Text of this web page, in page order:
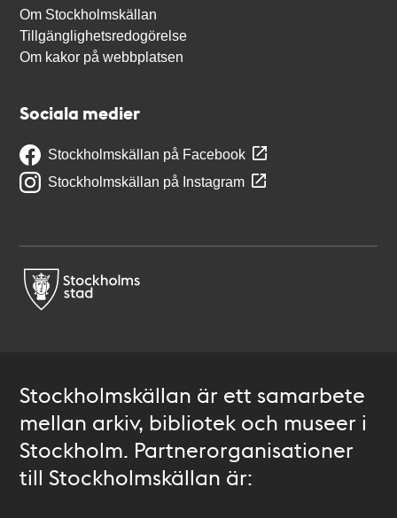
Om Stockholmskällan
Tillgänglighetsredogörelse
Om kakor på webbplatsen
Sociala medier
Stockholmskällan på Facebook
Stockholmskällan på Instagram
Stockholmskällan är ett samarbete
mellan arkiv, bibliotek och museer i
Stockholm. Partnerorganisationer
till Stockholmskällan är: